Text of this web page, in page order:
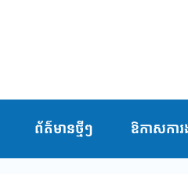
ព័ត៌មានថ្មីៗ ឱកាសការ